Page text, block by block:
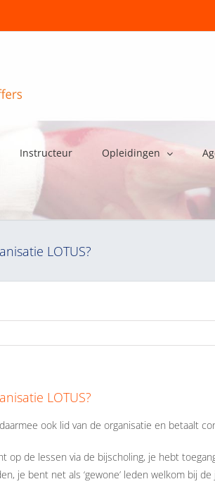
Instructeur Opleidingen
LOTUS?
LOTUS?
ook lid van de organisatie en betaalt
de lessen via de bijscholing, je hebt
je bent net als ‘gewone’ leden welkom bij